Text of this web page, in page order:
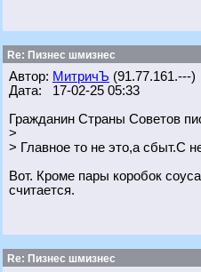
Re: Пизнес шмизнес
Автор: МитричЪ (91.77.161.---)
Дата: 17-02-25 05:33
Гражданин Страны Советов
>
> Главное то не это,а сбыт.С
Вот. Кроме пары коробок
считается.
Re: Пизнес шмизнес